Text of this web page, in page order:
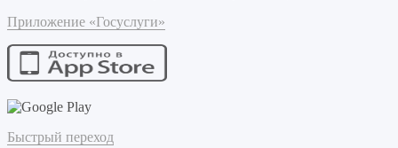
Приложение «Госуслуги»
Быстрый переход